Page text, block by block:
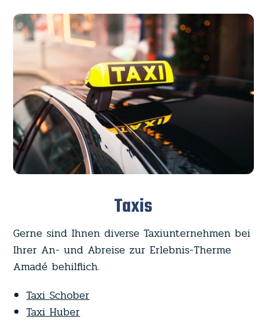
Taxis
Gerne sind Ihnen diverse Taxiunternehmen bei
Ihrer An- und Abreise zur Erlebnis-Therme
Amadé behilflich.
Taxi Schober
Taxi Huber